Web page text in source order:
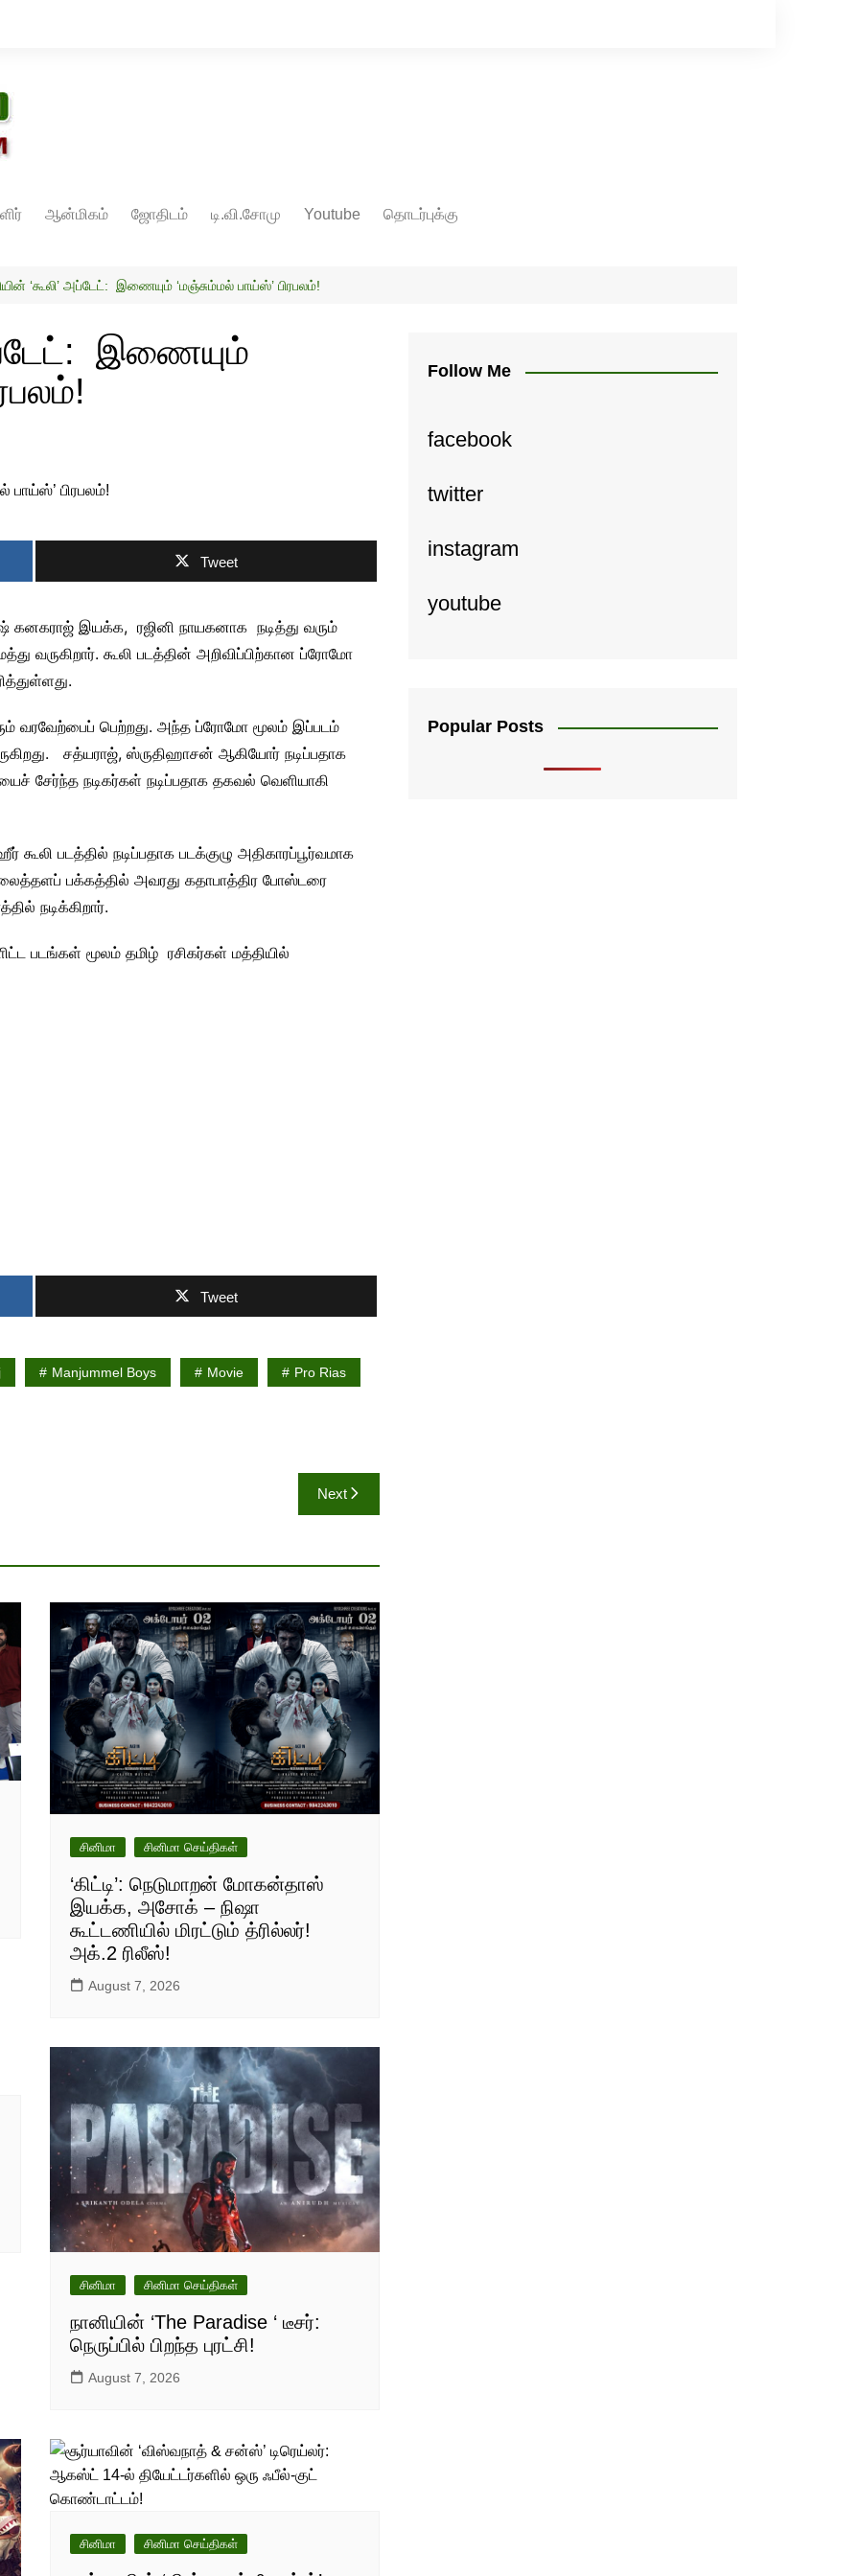
ஆன்மிகம் ஜோதிடம் டி.வி.சோமு Youtube தொடர்புக்கு
‘கூலி’ அப்டேட்: இணையும் ‘மஞ்சும்மல் பாய்ஸ்’ பிரபலம்!
இணையும்
Tweet
கனகராஜ் இயக்க, ரஜினி நாயகனாக நடித்து வரும்
வருகிறார். கூலி படத்தின் அறிவிப்பிற்கான ப்ரோமோ
வரவேற்பைப் பெற்றது. அந்த ப்ரோமோ மூலம் இப்படம்
சத்யராஜ், ஸ்ருதிஹாசன் ஆகியோர் நடிப்பதாக
சேர்ந்த நடிகர்கள் நடிப்பதாக தகவல் வெளியாகி
படத்தில் நடிப்பதாக படக்குழு அதிகாரப்பூர்வமாக
பக்கத்தில் அவரது கதாபாத்திர போஸ்டரை
நடிக்கிறார்.
படங்கள் மூலம் தமிழ் ரசிகர்கள் மத்தியில்
Tweet
Manjummel Boys Movie Pro Rias
Next
சினிமா சினிமா செய்திகள்
‘கிட்டி’: நெடுமாறன் மோகன்தாஸ்
இயக்க, அசோக் – நிஷா
கூட்டணியில் மிரட்டும் த்ரில்லர்!
அக்.2 ரிலீஸ்!
August 7, 2026
சினிமா சினிமா செய்திகள்
நானியின் ‘The Paradise ‘ டீசர்:
நெருப்பில் பிறந்த புரட்சி!
August 7, 2026
சினிமா சினிமா செய்திகள்
Follow Me
facebook
twitter
instagram
youtube
Popular Posts